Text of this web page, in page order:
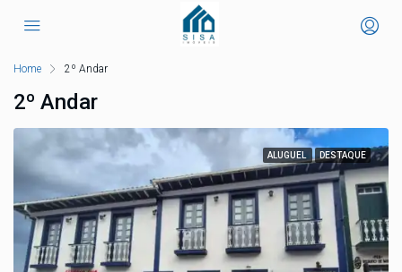
Home 2º Andar
2º Andar
ALUGUEL DESTAQUE